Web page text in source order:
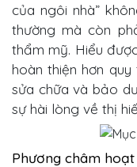
của ngôi nhà”
thường mà còn
thẩm mỹ. Hiểu
hoàn thiện hơn quy
sửa chữa và bảo
sự hài lòng về thị
Phương châm